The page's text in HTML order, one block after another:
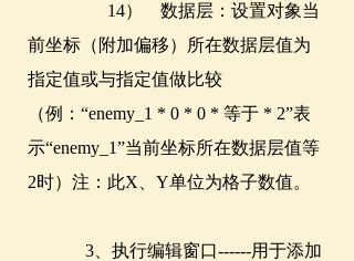
14） 数据层：设置对象当
前坐标（附加偏移）所在数据层值为
指定值或与指定值做比较
（例：“enemy_1 * 0 * 0 * 等于 * 2”表
示“enemy_1”当前坐标所在数据层值等
2时）注：此X、Y单位为格子数值。
3、执行编辑窗口------用于添加